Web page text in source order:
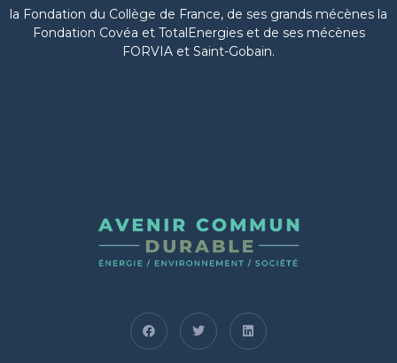
la Fondation du Collège de France, de ses grands mécènes la
Fondation Covéa et TotalEnergies et de ses mécènes
FORVIA et Saint-Gobain.